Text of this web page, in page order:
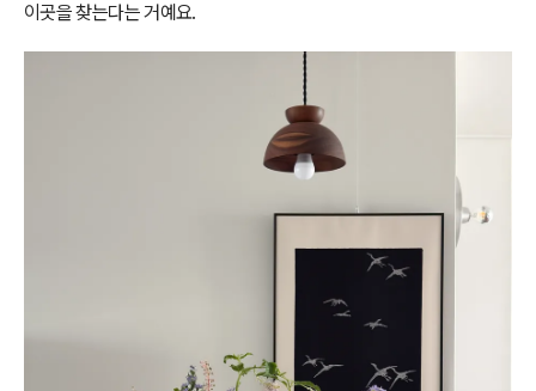
이곳을 찾는다는 거예요.